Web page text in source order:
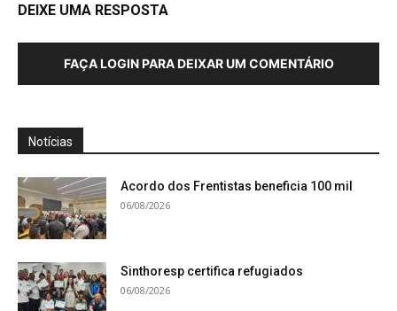
DEIXE UMA RESPOSTA
FAÇA LOGIN PARA DEIXAR UM COMENTÁRIO
Notícias
Acordo dos Frentistas beneficia 100 mil
06/08/2026
Sinthoresp certifica refugiados
06/08/2026